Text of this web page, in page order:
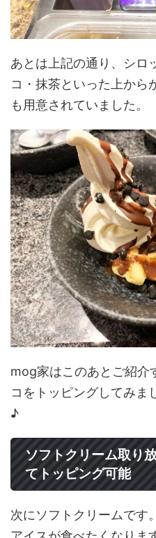
あとは上記の通り、シロ
コ・抹茶といった上から
も用意されていました。
mog家はこのあとご紹介
コをトッピングしてみま
♪
ソフトクリーム取り
てトッピング可能
次にソフトクリームです